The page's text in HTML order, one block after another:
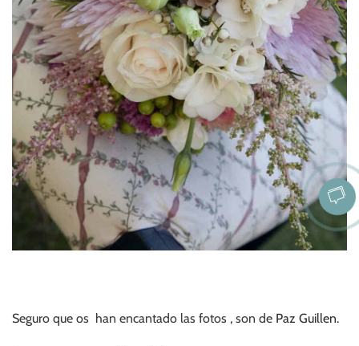
Seguro que os han encantado las fotos , son de Paz Guillen.